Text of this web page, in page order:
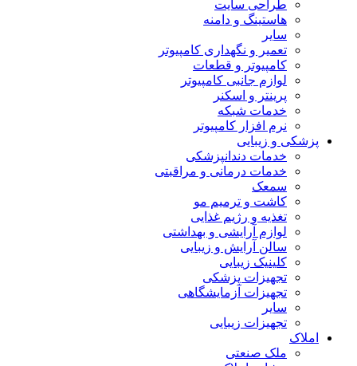
طراحی سایت
هاستینگ و دامنه
سایر
تعمیر و نگهداری کامپیوتر
کامپیوتر و قطعات
لوازم جانبی کامپیوتر
پرینتر و اسکنر
خدمات شبکه
نرم افزار کامپیوتر
پزشکی و زیبایی
خدمات دندانپزشکی
خدمات درمانی و مراقبتی
سمعک
کاشت و ترمیم مو
تغذیه و رژیم غذایی
لوازم آرایشی و بهداشتی
سالن آرایش و زیبایی
کلینیک زیبایی
تجهیزات پزشکی
تجهیزات آزمایشگاهی
سایر
تجهیزات زیبایی
املاک
ملک صنعتی